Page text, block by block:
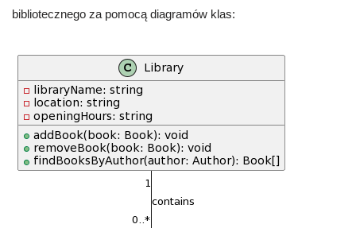
bibliotecznego za pomocą diagramów klas: